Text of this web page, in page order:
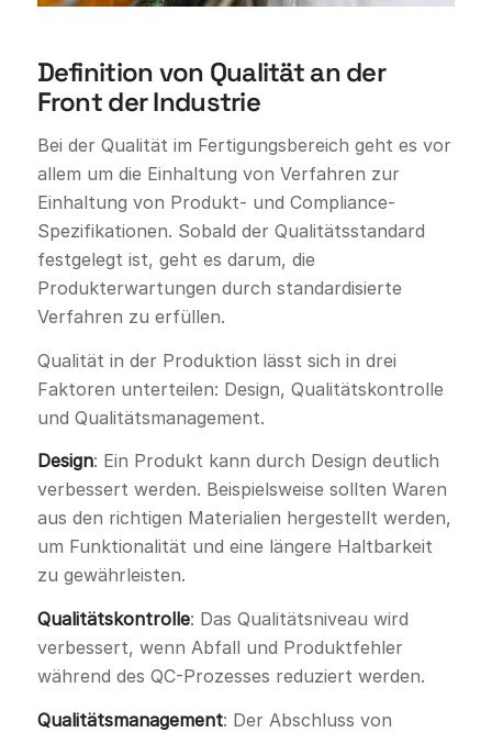
Definition von Qualität an der
Front der Industrie
Bei der Qualität im Fertigungsbereich geht es vor
allem um die Einhaltung von Verfahren zur
Einhaltung von Produkt- und Compliance-
Spezifikationen. Sobald der Qualitätsstandard
festgelegt ist, geht es darum, die
Produkterwartungen durch standardisierte
Verfahren zu erfüllen.
Qualität in der Produktion lässt sich in drei
Faktoren unterteilen: Design, Qualitätskontrolle
und Qualitätsmanagement.
Design: Ein Produkt kann durch Design deutlich
verbessert werden. Beispielsweise sollten Waren
aus den richtigen Materialien hergestellt werden,
um Funktionalität und eine längere Haltbarkeit
zu gewährleisten.
Qualitätskontrolle: Das Qualitätsniveau wird
verbessert, wenn Abfall und Produktfehler
während des QC-Prozesses reduziert werden.
Qualitätsmanagement: Der Abschluss von